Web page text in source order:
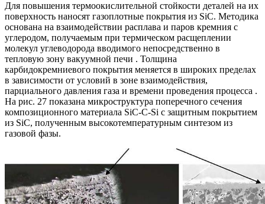
Для повышения термоокислительной стойкости деталей на их
поверхность наносят газоплотные покрытия из SiC. Методика
основана на взаимодействии расплава и паров кремния с
углеродом, получаемым при термическом расщеплении
молекул углеводорода вводимого непосредственно в
тепловую зону вакуумной печи . Толщина
карбидокремниевого покрытия меняется в широких пределах
в зависимости от условий в зоне взаимодействия,
парциального давления газа и времени проведения процесса .
На рис. 27 показана микроструктура поперечного сечения
композиционного материала SiC-C-Si с защитным покрытием
из SiC, полученным высокотемпературным синтезом из
газовой фазы.